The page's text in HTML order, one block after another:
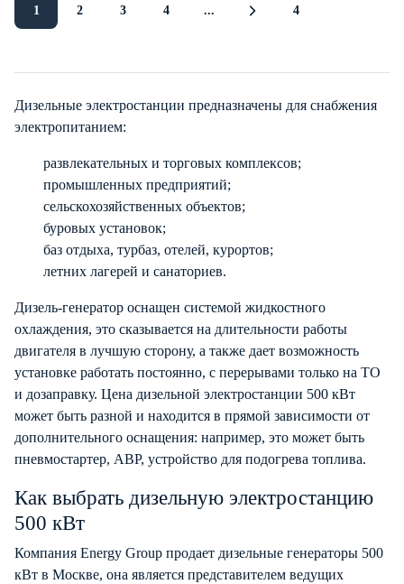
1 2 3 4 ... 4
Дизельные электростанции предназначены для снабжения
электропитанием:
развлекательных и торговых комплексов;
промышленных предприятий;
сельскохозяйственных объектов;
буровых установок;
баз отдыха, турбаз, отелей, курортов;
летних лагерей и санаториев.
Дизель-генератор оснащен системой жидкостного
охлаждения, это сказывается на длительности работы
двигателя в лучшую сторону, а также дает возможность
установке работать постоянно, с перерывами только на ТО
и дозаправку. Цена дизельной электростанции 500 кВт
может быть разной и находится в прямой зависимости от
дополнительного оснащения: например, это может быть
пневмостартер, АВР, устройство для подогрева топлива.
Как выбрать дизельную электростанцию
500 кВт
Компания Energy Group продает дизельные генераторы 500
кВт в Москве, она является представителем ведущих